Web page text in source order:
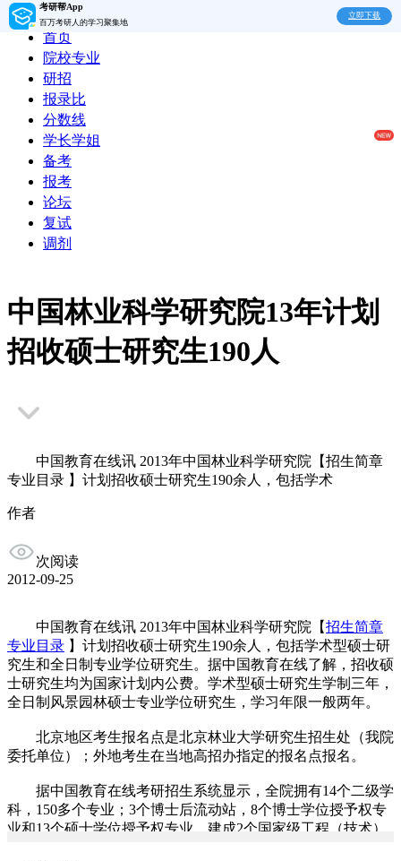
考研帮App
百万考研人的学习聚集地
立即下载
首页
院校专业
研招
报录比
分数线
学长学姐
备考
报考
论坛
复试
调剂
中国林业科学研究院13年计划
招收硕士研究生190人
中国教育在线讯 2013年中国林业科学研究院【招生简章
专业目录 】计划招收硕士研究生190余人，包括学术
作者
次阅读
2012-09-25
中国教育在线讯 2013年中国林业科学研究院【招生简章
专业目录 】计划招收硕士研究生190余人，包括学术型硕士研
究生和全日制专业学位研究生。据中国教育在线了解，招收硕
士研究生均为国家计划内公费。学术型硕士研究生学制三年，
全日制风景园林硕士专业学位研究生，学习年限一般两年。
北京地区考生报名点是北京林业大学研究生招生处（我院
委托单位）；外地考生在当地高招办指定的报名点报名。
据中国教育在线考研招生系统显示，全院拥有14个二级学
科，150多个专业；3个博士后流动站，8个博士学位授予权专
业和13个硕士学位授予权专业。建成2个国家级工程（技术）